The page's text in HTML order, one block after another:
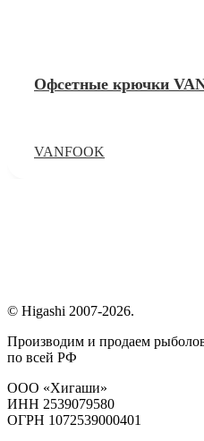
Офсетные крючки
VANFOOK
© Higashi 2007-2026.
Производим и продаем
по всей РФ
ООО «Хигаши»
ИНН 2539079580
ОГРН 1072539000401